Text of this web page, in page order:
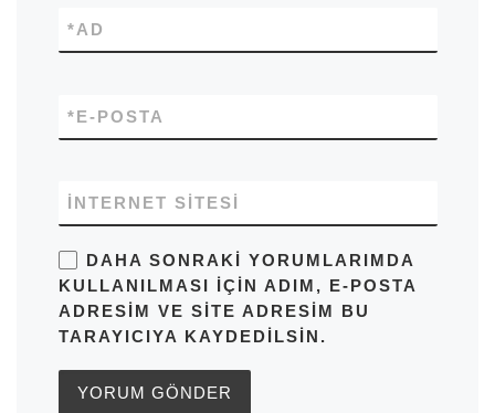
AD
*
E-POSTA
*
İNTERNET SITESI
DAHA SONRAKI YORUMLARIMDA
KULLANILMASI IÇIN ADIM, E-POSTA
ADRESIM VE SITE ADRESIM BU
TARAYICIYA KAYDEDILSIN.